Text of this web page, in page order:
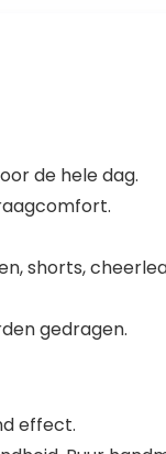
de hele dag.
shorts,
gedragen.
effect.